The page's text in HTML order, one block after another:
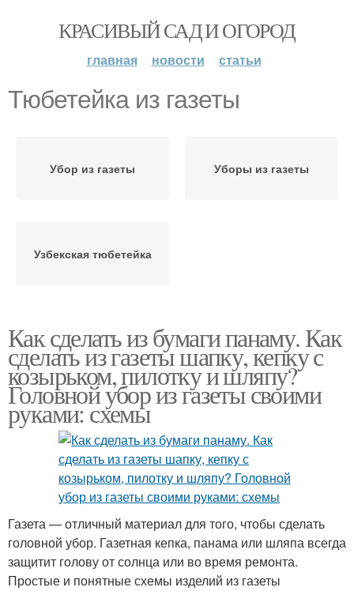
КРАСИВЫЙ САД И ОГОРОД
главная новости статьи
Тюбетейка из газеты
Убор из газеты Уборы из газеты
Узбекская тюбетейка
Как сделать из бумаги панаму. Как
сделать из газеты шапку, кепку с
козырьком, пилотку и шляпу?
Головной убор из газеты своими
руками: схемы
Газета — отличный материал для того, чтобы сделать
головной убор. Газетная кепка, панама или шляпа всегда
защитит голову от солнца или во время ремонта.
Простые и понятные схемы изделий из газеты